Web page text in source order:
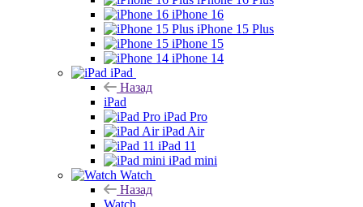
iPhone 16
iPhone 15 Plus
iPhone 15
iPhone 14
iPad
Назад
iPad
iPad Pro
iPad Air
iPad 11
iPad mini
Watch
Назад
Watch